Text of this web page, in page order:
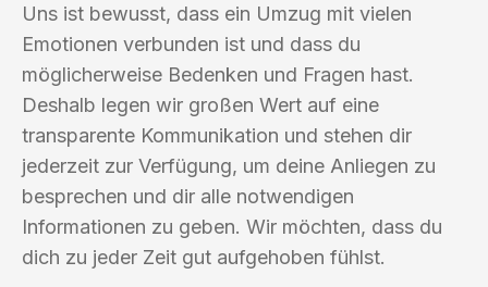
Uns ist bewusst, dass ein Umzug mit vielen
Emotionen verbunden ist und dass du
möglicherweise Bedenken und Fragen hast.
Deshalb legen wir großen Wert auf eine
transparente Kommunikation und stehen dir
jederzeit zur Verfügung, um deine Anliegen zu
besprechen und dir alle notwendigen
Informationen zu geben. Wir möchten, dass du
dich zu jeder Zeit gut aufgehoben fühlst.